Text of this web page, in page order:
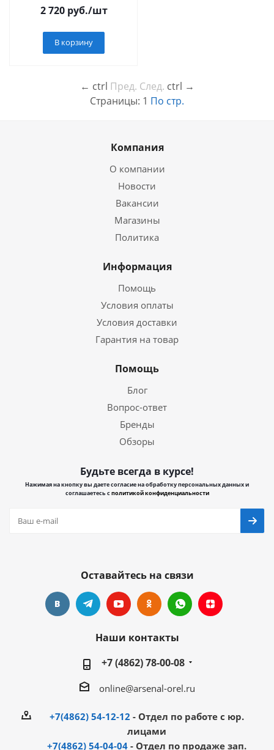
2 720руб./шт
В корзину
← ctrl Пред. След. ctrl →
Страницы: 1 По стр.
Компания
О компании
Новости
Вакансии
Магазины
Политика
Информация
Помощь
Условия оплаты
Условия доставки
Гарантия на товар
Помощь
Блог
Вопрос-ответ
Бренды
Обзоры
Будьте всегда в курсе!
Нажимая на кнопку вы даете согласие на обработку персональных данных и
соглашаетесь сполитикой конфиденциальности
Оставайтесь на связи
Наши контакты
+7 (4862) 78-00-08
online@arsenal-orel.ru
+7(4862) 54-12-12 - Отдел по работе с юр.
лицами
+7(4862) 54-04-04 - Отдел по продаже зап.